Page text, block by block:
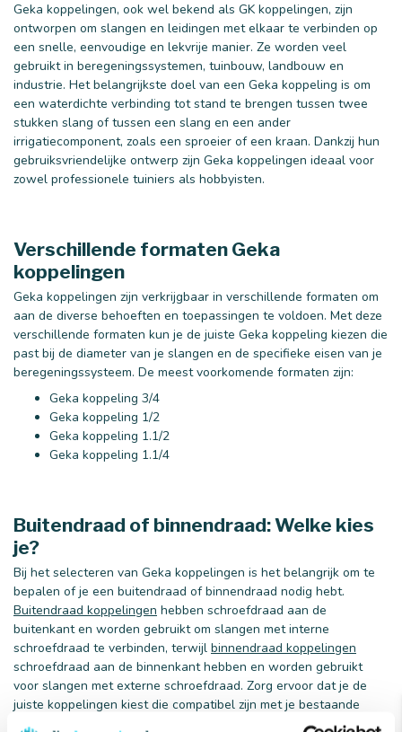
Geka koppelingen, ook wel bekend als GK koppelingen, zijn
ontworpen om slangen en leidingen met elkaar te verbinden op
een snelle, eenvoudige en lekvrije manier. Ze worden veel
gebruikt in beregeningssystemen, tuinbouw, landbouw en
industrie. Het belangrijkste doel van een Geka koppeling is om
een waterdichte verbinding tot stand te brengen tussen twee
stukken slang of tussen een slang en een ander
irrigatiecomponent, zoals een sproeier of een kraan. Dankzij hun
gebruiksvriendelijke ontwerp zijn Geka koppelingen ideaal voor
zowel professionele tuiniers als hobbyisten.
Verschillende formaten Geka
koppelingen
Geka koppelingen zijn verkrijgbaar in verschillende formaten om
aan de diverse behoeften en toepassingen te voldoen. Met deze
verschillende formaten kun je de juiste Geka koppeling kiezen die
past bij de diameter van je slangen en de specifieke eisen van je
beregeningssysteem. De meest voorkomende formaten zijn:
Geka koppeling 3/4
Geka koppeling 1/2
Geka koppeling 1.1/2
Geka koppeling 1.1/4
Buitendraad of binnendraad: Welke kies
je?
Bij het selecteren van Geka koppelingen is het belangrijk om te
bepalen of je een buitendraad of binnendraad nodig hebt.
Buitendraad koppelingen hebben schroefdraad aan de
buitenkant en worden gebruikt om slangen met interne
schroefdraad te verbinden, terwijl binnendraad koppelingen
schroefdraad aan de binnenkant hebben en worden gebruikt
voor slangen met externe schroefdraad. Zorg ervoor dat je de
juiste koppelingen kiest die compatibel zijn met je bestaande
beregeningssysteem om een ​​optimale pasvorm en prestaties te